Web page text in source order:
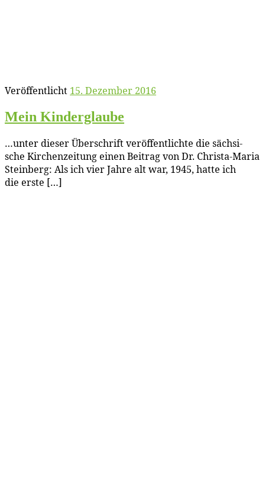
Veröffentlicht 15. Dezember 2016
Mein Kin­der­glau­be
…un­ter die­ser Über­schrift ver­öf­fent­lich­te die säch­si­
sche Kir­chen­zei­tung ei­nen Bei­trag von Dr. Chris­­ta-Ma­ria
Stein­berg: Als ich vier Jah­re alt war, 1945, hat­te ich
die erste […]